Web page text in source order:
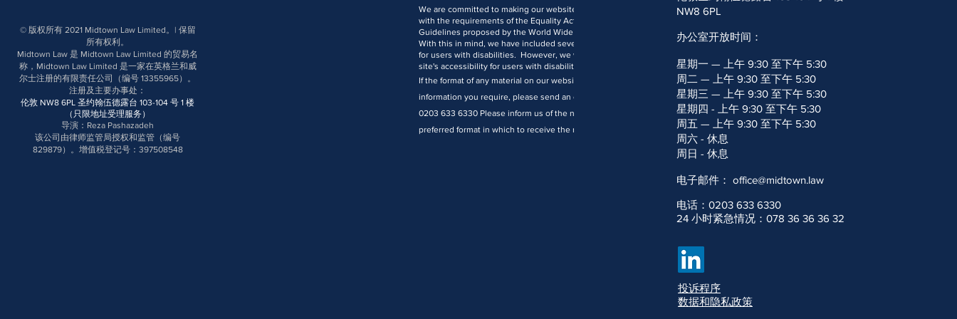
© 版权所有 2021 Midtown Law Limited。| 保留
所有权利。
Midtown Law 是 Midtown Law Limited 的贸易名
称，Midtown Law Limited 是一家在英格兰和威
尔士注册的有限责任公司（编号 13355965）。
注册及主要办事处 ：
伦敦 NW8 6PL 圣约翰伍德露台 103-104 号 1 楼
（只限地址受理服务）
导演：Reza Pashazadeh
该公司由律师监管局授权和监管（编号
829879）。增值税登记号：397508548
We are committed to making our website accessible to all users. Our aim is to comply
with the requirements of the Equality Act 2010 and the Web Content Accessibility
Guidelines proposed by the World Wide Web Consortium (W3C).
With this in mind, we have included several features designed to improve accessibility
for users with disabilities. However, we welcome comments on how to improve the
site's accessibility for users with disabilities.
If the format of any material on our website interferes with your ability to access the
information you require, please send an e-mail to
office@midtown.lawor telephone
0203 633 6330 Please inform us of the nature of your accessibility problem and the
preferred format in which to receive the material and your contact
details.
NW8 6PL
办公室开放时间：
星期一 — 上午 9:30 至下午 5:30
周二 — 上午 9:30 至下午 5:30
星期三 — 上午 9:30 至下午 5:30
星期四 - 上午 9:30 至下午 5:30
周五 — 上午 9:30 至下午 5:30
周六 - 休息
周日 - 休息
电子邮件： office@midtown.law
电话：0203 633 6330
24 小时紧急情况：078 36 36 36 32
投诉程序
数据和隐私政策